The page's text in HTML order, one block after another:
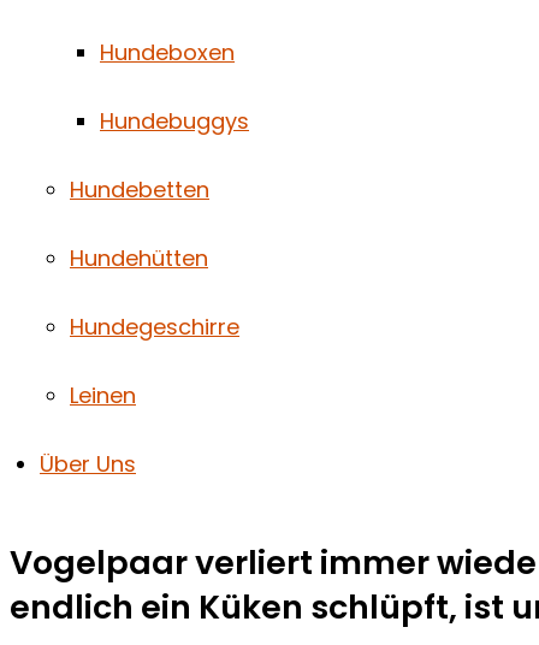
Hundeboxen
Hundebuggys
Hundebetten
Hundehütten
Hundegeschirre
Leinen
Über Uns
Vogelpaar verliert immer
endlich ein Küken schlüpft, ist